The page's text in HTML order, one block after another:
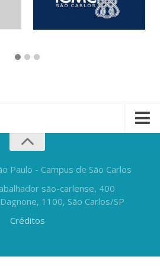
Paulo - Campus de São Carlos
são-carlense, 400
1100, São Carlos/SP
Créditos